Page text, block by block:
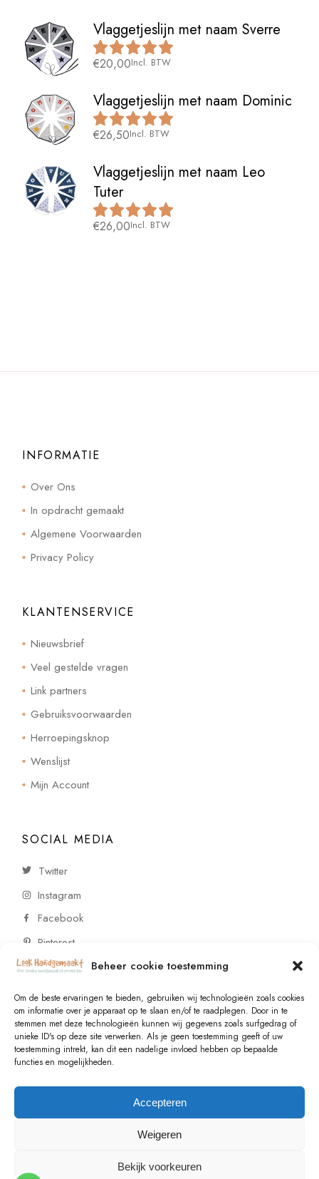
Beheer cookie toestemming
Om de beste ervaringen te bieden, gebruiken wij technologieën zoals cookies
om informatie over je apparaat op te slaan en/of te raadplegen. Door in te
stemmen met deze technologieën kunnen wij gegevens zoals surfgedrag of
unieke ID's op deze site verwerken. Als je geen toestemming geeft of uw
toestemming intrekt, kan dit een nadelige invloed hebben op bepaalde
functies en mogelijkheden.
Accepteren
Weigeren
Bekijk voorkeuren
Vlaggetjeslijn met naam Sverre
€20,00Incl. BTW
Vlaggetjeslijn met naam Dominic
€26,50Incl. BTW
Vlaggetjeslijn met naam Leo
Tuter
€26,00Incl. BTW
INFORMATIE
Over Ons
In opdracht gemaakt
Algemene Voorwaarden
Privacy Policy
KLANTENSERVICE
Nieuwsbrief
Veel gestelde vragen
Link partners
Gebruiksvoorwaarden
Herroepingsknop
Wenslijst
Mijn Account
SOCIAL MEDIA
Twitter
Instagram
Facebook
Pinterest
CONTACT
Vragen of wensen? Neem contact op!
+31 (0)6 229 021 29
© 2023 , All Rights Reserved